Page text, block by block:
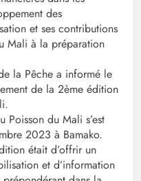
des
et ses contributions
Mali à la préparation
la Pêche a informé le
de la 2ème édition
Poisson du Mali s’est
2023 à Bamako.
était d’offrir un
et d’information